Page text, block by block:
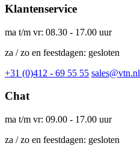
Klantenservice
ma t/m vr: 08.30 - 17.00 uur
za / zo en feestdagen: gesloten
+31 (0)412 - 69 55 55 sales@vtn.nl
Chat
ma t/m vr: 09.00 - 17.00 uur
za / zo en feestdagen: gesloten